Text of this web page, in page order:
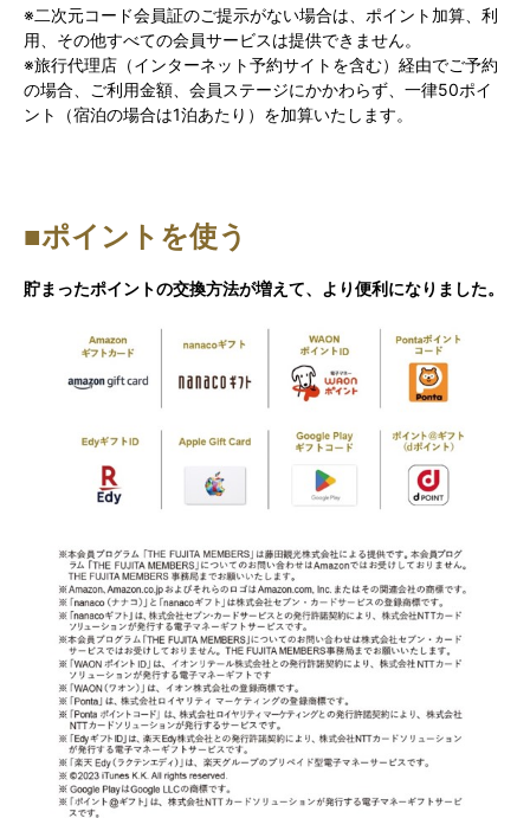
※二次元コード会員証のご提示がない場合は、ポイント加算、利
用、その他すべての会員サービスは提供できません。
※旅行代理店（インターネット予約サイトを含む）経由でご予約
の場合、ご利用金額、会員ステージにかかわらず、一律50ポイ
ント（宿泊の場合は1泊あたり）を加算いたします。
■ポイントを使う
貯まったポイントの交換方法が増えて、より便利になりました。